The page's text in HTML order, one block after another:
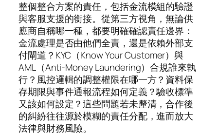
整個整合方案的責任，包括金流模組的驗證
與客服支援的銜接。從第三方視角，無論供
應商自稱哪一種，都要明確確認責任邊界：
金流處理是否由他們全責，還是依賴外部支
付閘道？KYC（Know Your Customer）與
AML（Anti-Money Laundering）合規誰來執
行？風控邏輯的調整權限在哪一方？資料保
存期限與事件通報流程如何定義？驗收標準
又該如何設定？這些問題若未釐清，合作後
的糾紛往往源於模糊的責任分配，進而放大
法律與財務風險。